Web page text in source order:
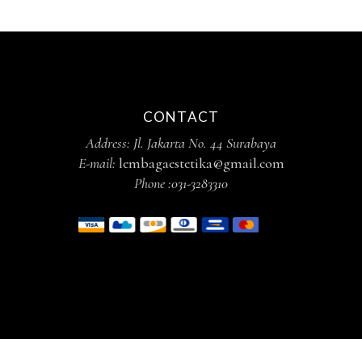
CONTACT
Address: Jl. Jakarta No. 44 Surabaya
E-mail: lembagaestetika@gmail.com
Phone :031-3283310